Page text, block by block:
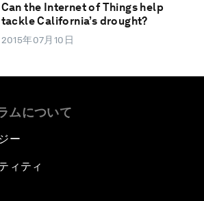
Can the Internet of Things help
tackle California’s drought?
2015年07月10日
ムについて
ー
ィティ